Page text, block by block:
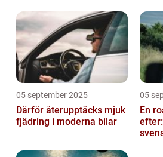
05 september 2025
Därför återupptäcks mjuk
fjädring i moderna bilar
05
En